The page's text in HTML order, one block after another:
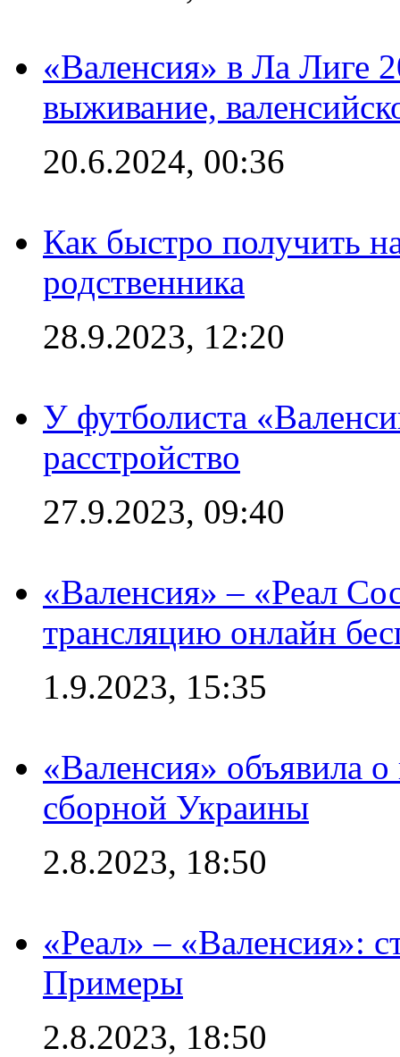
«Валенсия» в Ла Лиге
выживание,
20.6.2024, 00:36
Как быстро получить
родственника
28.9.2023, 12:20
У футболиста
расстройство
27.9.2023, 09:40
«Валенсия» – «Реал
трансляцию онлайн
1.9.2023, 15:35
«Валенсия» объявила
сборной Украины
2.8.2023, 18:50
«Реал» – «Валенсия»:
Примеры
2.8.2023, 18:50